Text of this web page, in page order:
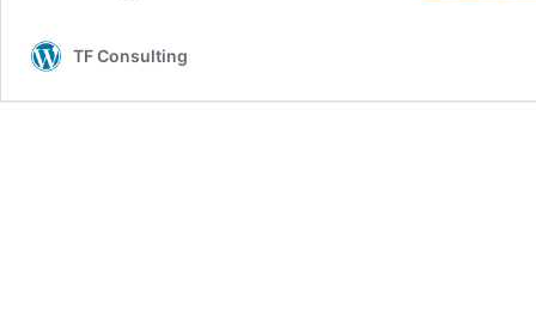
TF Consulting